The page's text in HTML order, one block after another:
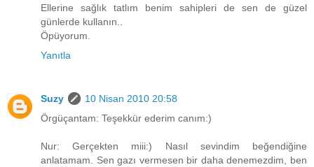
Ellerine sağlık tatlım benim sahipleri de sen de güzel
günlerde kullanın..
Öpüyorum.
Yanıtla
Suzy
10 Nisan 2010 20:58
Örgüçantam: Teşekkür ederim canım:)
Nur: Gerçekten miii:) Nasıl sevindim beğendiğine
anlatamam. Sen gazı vermesen bir daha denemezdim, ben